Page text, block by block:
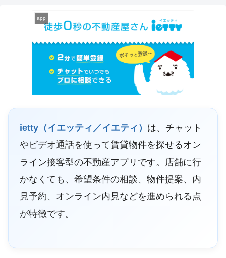
app
ietty（イエッティ／イエティ） は、チャット
やビデオ通話を使って賃貸物件を探せるオン
ライン接客型の不動産アプリです。店舗に行
かなくても、希望条件の相談、物件提案、内
見予約、オンライン内見などを進められる点
が特徴です。